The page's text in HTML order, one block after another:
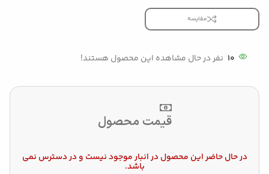
مقایسه
10 نفر در حال مشاهده این محصول هستند!
قیمت محصول
در حال حاضر این محصول در انبار موجود نیست و در دسترس نمی
باشد.